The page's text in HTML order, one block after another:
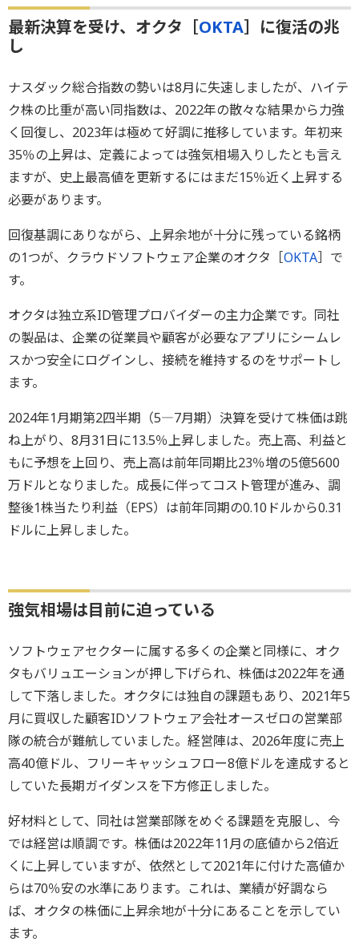
最新決算を受け、オクタ［OKTA］に復活の兆
し
ナスダック総合指数の勢いは8月に失速しましたが、ハイテ
ク株の比重が高い同指数は、2022年の散々な結果から力強
く回復し、2023年は極めて好調に推移しています。年初来
35％の上昇は、定義によっては強気相場入りしたとも言え
ますが、史上最高値を更新するにはまだ15％近く上昇する
必要があります。
回復基調にありながら、上昇余地が十分に残っている銘柄
の1つが、クラウドソフトウェア企業のオクタ［OKTA］で
す。
オクタは独立系ID管理プロバイダーの主力企業です。同社
の製品は、企業の従業員や顧客が必要なアプリにシームレ
スかつ安全にログインし、接続を維持するのをサポートし
ます。
2024年1月期第2四半期（5―7月期）決算を受けて株価は跳
ね上がり、8月31日に13.5％上昇しました。売上高、利益と
もに予想を上回り、売上高は前年同期比23％増の5億5600
万ドルとなりました。成長に伴ってコスト管理が進み、調
整後1株当たり利益（EPS）は前年同期の0.10ドルから0.31
ドルに上昇しました。
強気相場は目前に迫っている
ソフトウェアセクターに属する多くの企業と同様に、オク
タもバリュエーションが押し下げられ、株価は2022年を通
して下落しました。オクタには独自の課題もあり、2021年5
月に買収した顧客IDソフトウェア会社オースゼロの営業部
隊の統合が難航していました。経営陣は、2026年度に売上
高40億ドル、フリーキャッシュフロー8億ドルを達成すると
していた長期ガイダンスを下方修正しました。
好材料として、同社は営業部隊をめぐる課題を克服し、今
では経営は順調です。株価は2022年11月の底値から2倍近
くに上昇していますが、依然として2021年に付けた高値か
らは70％安の水準にあります。これは、業績が好調なら
ば、オクタの株価に上昇余地が十分にあることを示してい
ます。